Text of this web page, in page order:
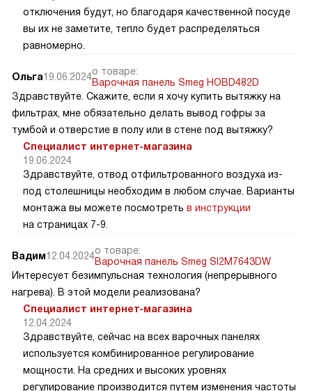
отключения будут, но благодаря качественной посуде
вы их не заметите, тепло будет распределяться
равномерно.
Ольга19.06.2024о товаре:
Варочная панель Smeg HOBD482D
Здравствуйте. Скажите, если я хочу купить вытяжку на
фильтрах, мне обязательно делать вывод гофры за
тумбой и отверстие в полу или в стене под вытяжку?
Специалист интернет-магазина
19.06.2024
Здравствуйте, отвод отфильтрованного воздуха из-
под столешницы необходим в любом случае. Варианты
монтажа вы можете посмотреть в инструкции
на страницах 7-9.
Вадим12.04.2024о товаре:
Варочная панель Smeg SI2M7643DW
Интересует безимпульсная технология (непрерывного
нагрева). В этой модели реализована?
Специалист интернет-магазина
12.04.2024
Здравствуйте, сейчас на всех варочных панелях
используется комбинированное регулирование
мощности. На средних и высоких уровнях
регулирование производится путем изменения частоты